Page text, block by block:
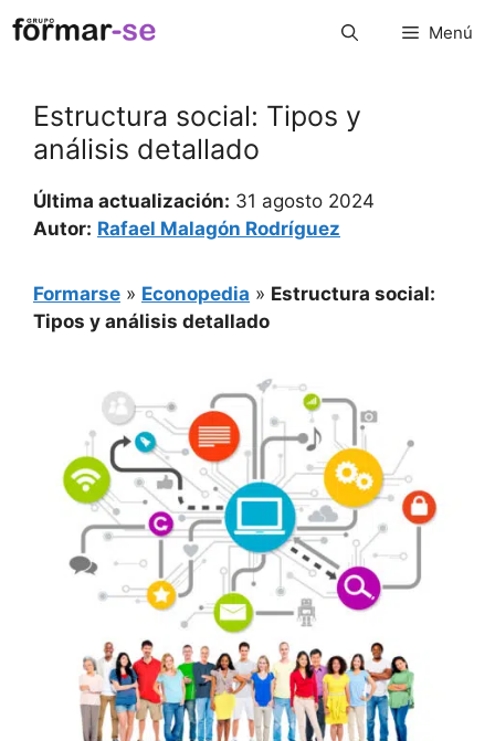
Saltar
al
Menú
Estructura social: Tipos y
análisis detallado
Última actualización: 31 agosto 2024
Autor: Rafael Malagón Rodríguez
Formarse » Econopedia » Estructura social:
Tipos y análisis detallado